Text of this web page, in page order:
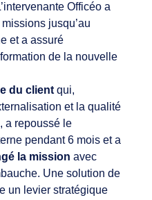
Officéo a
jusqu’au
et a assuré
de la nouvelle
du clientqui,
et la qualité
a repoussé le
pendant 6 mois et a
la mission avec
Une solution de
un levier stratégique